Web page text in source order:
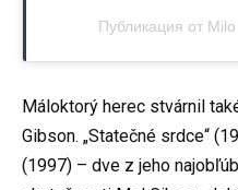
Публикация от
Máloktorý herec stvárnil
Gibson. „Statečné srdce“
(1997) – dve z jeho